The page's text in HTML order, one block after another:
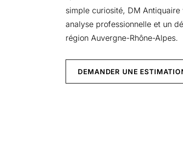
simple curiosité, DM
analyse professionnelle et un
région Auvergne-Rhône-Alpes.
DEMANDER UNE